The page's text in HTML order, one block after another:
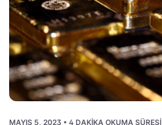
MAYIS 5, 2023 • 4 DAKIKA OKUMA SÜRESI